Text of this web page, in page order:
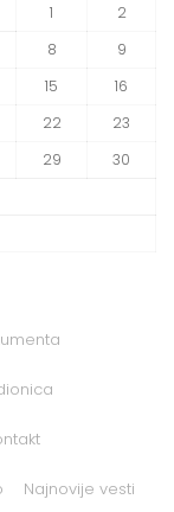
1
2
8
9
15
16
22
23
29
30
Najnovije vesti